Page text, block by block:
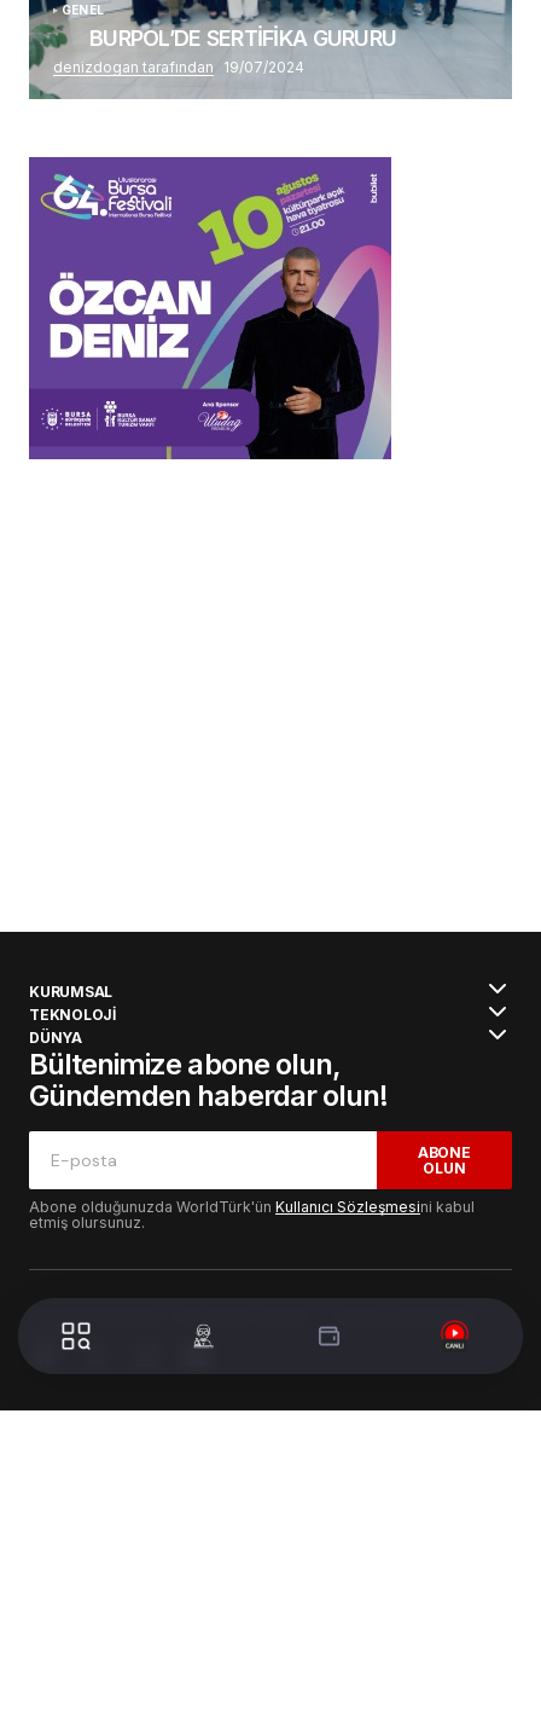
GENEL
BURPOL’DE SERTİFİKA GURURU
denizdogan tarafından 19/07/2024
KURUMSAL
TEKNOLOJİ
DÜNYA
Bültenimize abone olun,
Gündemden haberdar olun!
ABONE
OLUN
Abone olduğunuzda WorldTürk'ün Kullanıcı Sözleşmesini kabul
etmiş olursunuz.
© 2024 WorldTurk. Tüm Hakları Saklıdır. - Tasarım & Geliştirme :
Volion's